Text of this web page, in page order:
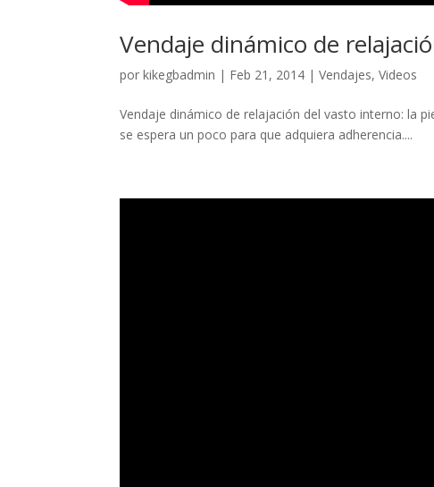
Vendaje dinámico de
porkikegbadmin | Feb 21, 2014 |Vendajes,Videos
Vendaje dinámico de relajación del vasto interno: la
se espera un poco para que adquiera adherencia....